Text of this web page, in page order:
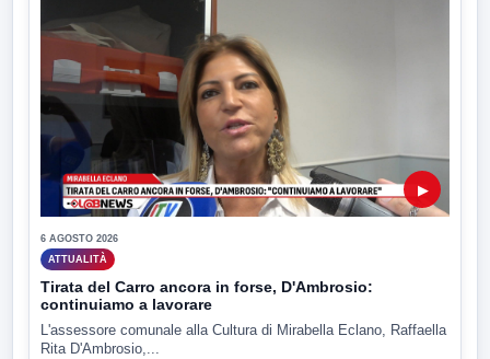
▶
6 AGOSTO 2026
ATTUALITÀ
Tirata del Carro ancora in forse, D'Ambrosio:
continuiamo a lavorare
L'assessore comunale alla Cultura di Mirabella Eclano, Raffaella
Rita D'Ambrosio,...